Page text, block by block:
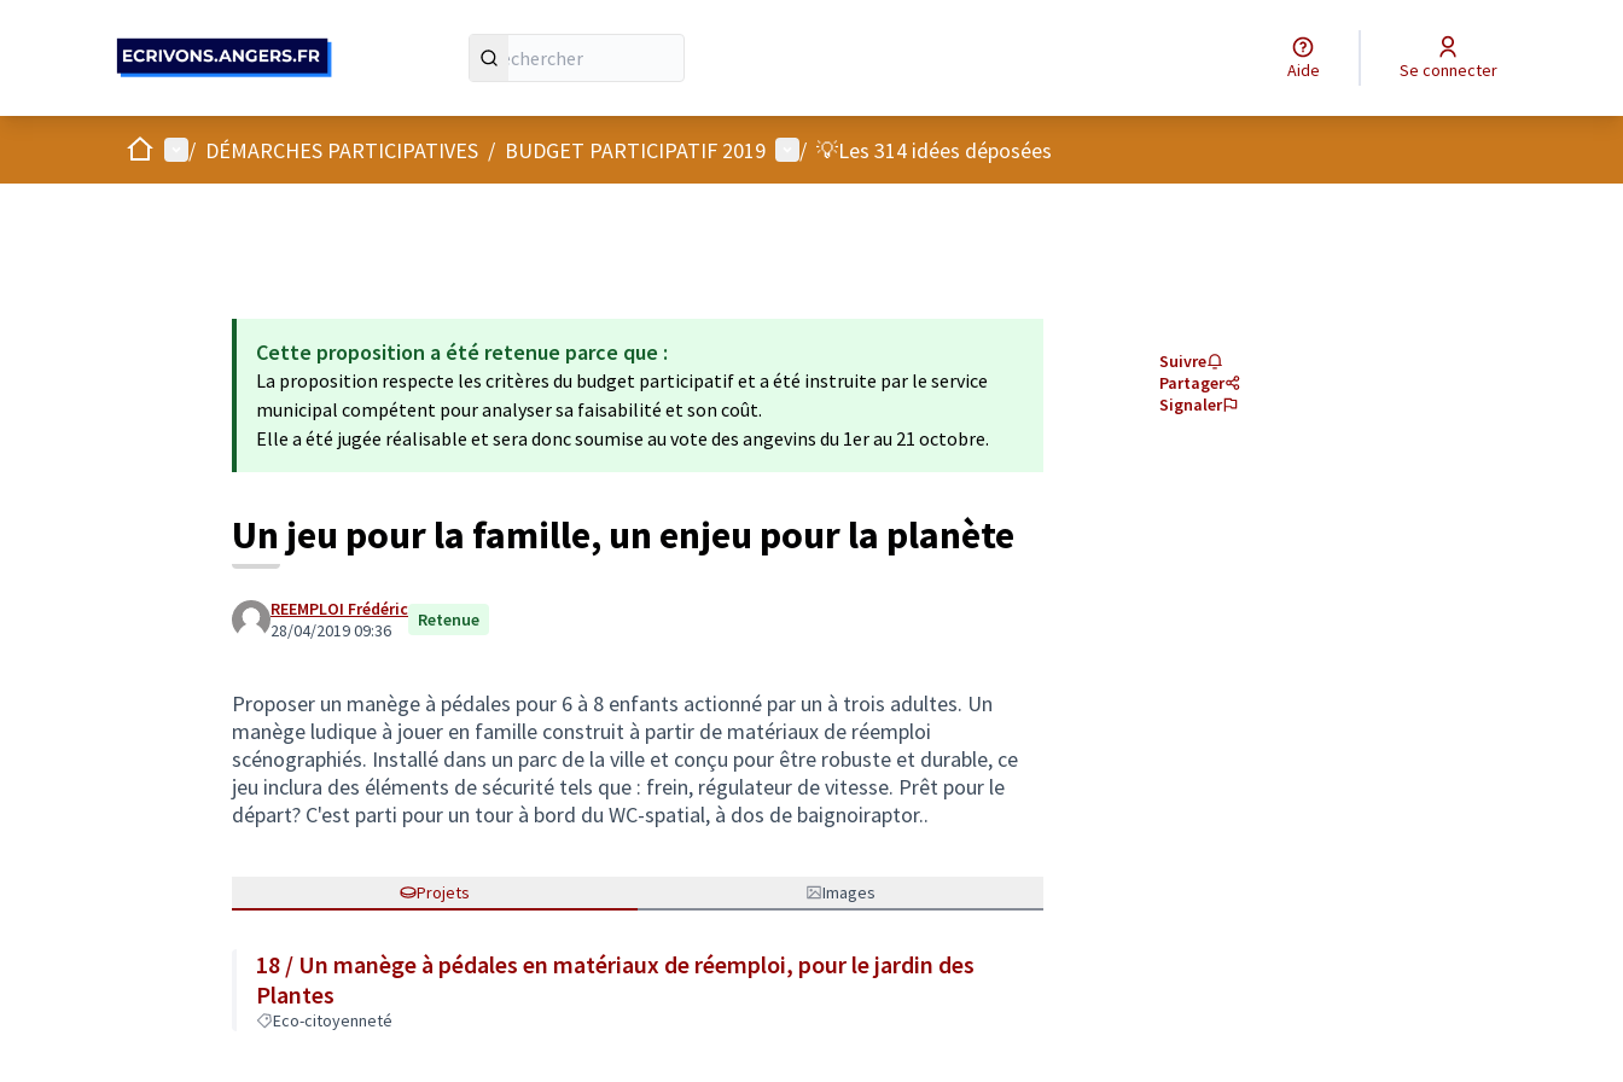
Aide Se connecter
AccueilMenu principal
/ DÉMARCHES PARTICIPATIVES / BUDGET PARTICIPATIF 2019 Menu utilisateur
/ 💡Les 314 idées déposées
Cette proposition a été retenue parce que :
La proposition respecte les critères du budget participatif et a été instruite par le service
municipal compétent pour analyser sa faisabilité et son coût.
Elle a été jugée réalisable et sera donc soumise au vote des angevins du 1er au 21 octobre.
Un jeu pour la famille, un enjeu pour la planète
REEMPLOI Frédéric
28/04/2019 09:36
Retenue
Proposer un manège à pédales pour 6 à 8 enfants actionné par un à trois adultes. Un
manège ludique à jouer en famille construit à partir de matériaux de réemploi
scénographiés. Installé dans un parc de la ville et conçu pour être robuste et durable, ce
jeu inclura des éléments de sécurité tels que : frein, régulateur de vitesse. Prêt pour le
départ? C'est parti pour un tour à bord du WC-spatial, à dos de baignoiraptor..
Projets Images
18 / Un manège à pédales en matériaux de réemploi, pour le jardin des
Plantes
Eco-citoyenneté
Suivre
Partager
Signaler